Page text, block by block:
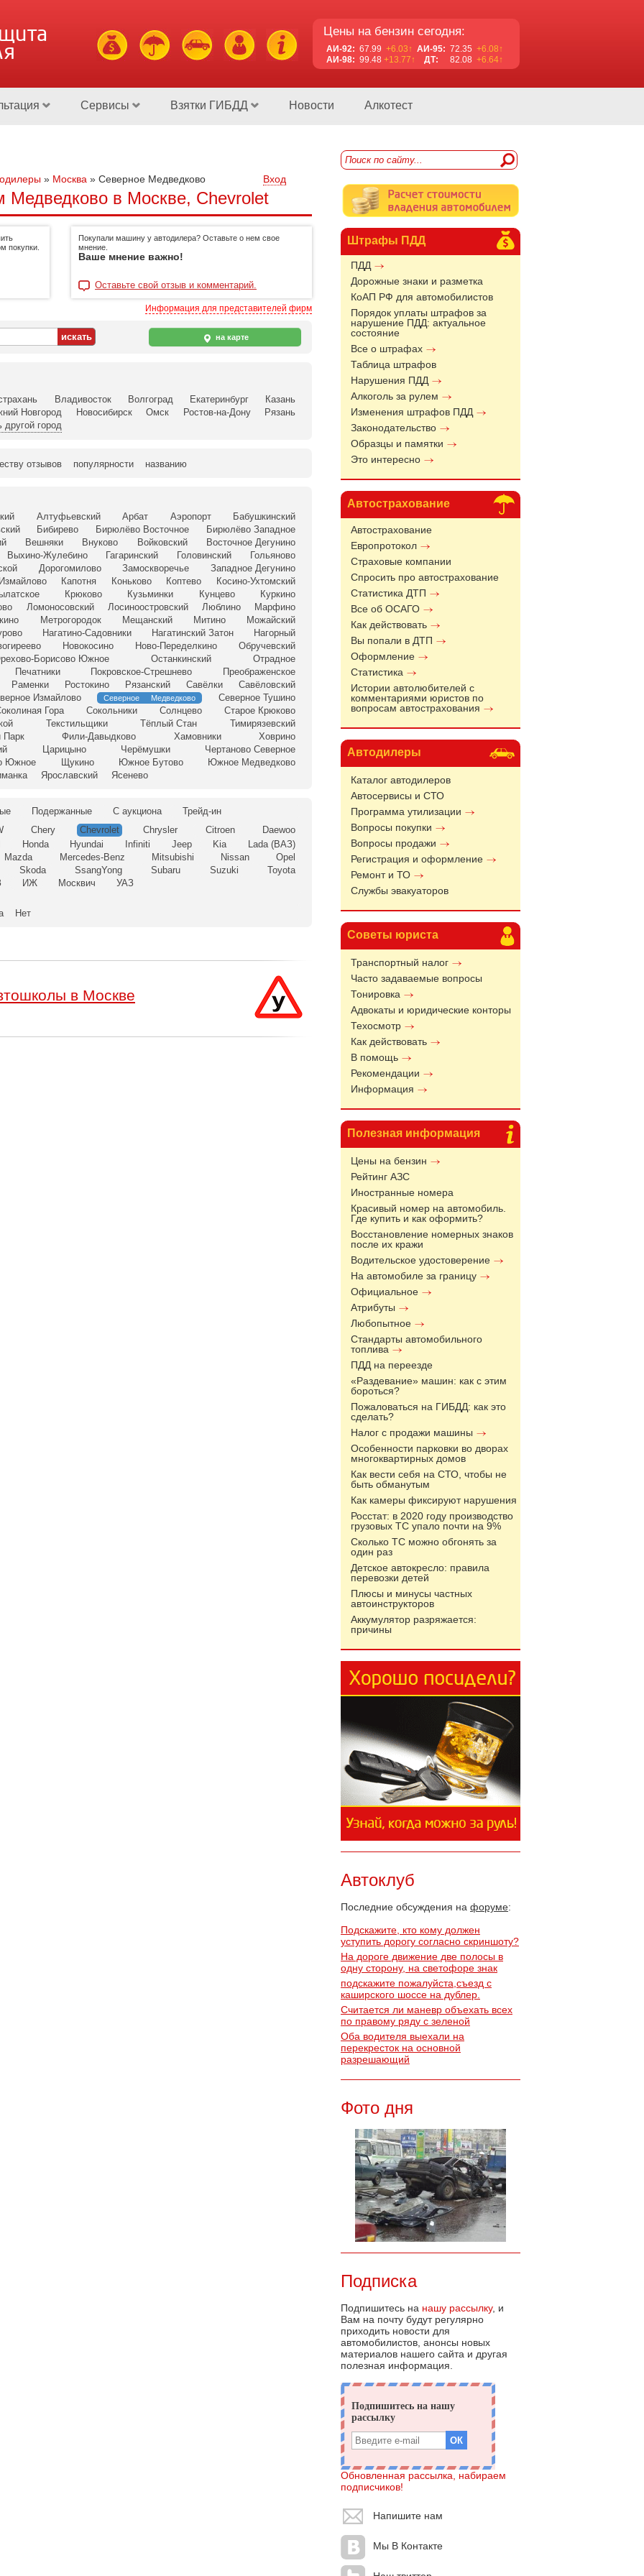
Цены на бензин сегодня:
АИ-92: 67.99 +6.03↑ АИ-95: 72.35 +6.08↑
АИ-98: 99.48 +13.77↑ ДТ: 82.08 +6.64↑
Сервисы Взятки ГИБДД Новости Алкотест
Штрафы ПДД
ПДД
Дорожные знаки и разметка
КоАП РФ для автомобилистов
Порядок уплаты штрафов за
нарушение ПДД: актуальное
состояние
Все о штрафах
Таблица штрафов
Нарушения ПДД
Алкоголь за рулем
Изменения штрафов ПДД
Законодательство
Образцы и памятки
Это интересно
Автострахование
Автострахование
Европротокол
Страховые компании
Спросить про автострахование
Статистика ДТП
Все об ОСАГО
Как действовать
Вы попали в ДТП
Оформление
Статистика
Истории автолюбителей с
комментариями юристов по
вопросам автострахования
Автодилеры
Каталог автодилеров
Автосервисы и СТО
Программа утилизации
Вопросы покупки
Вопросы продажи
Регистрация и оформление
Ремонт и ТО
Службы эвакуаторов
Советы юриста
Транспортный налог
Часто задаваемые вопросы
Тонировка
Адвокаты и юридические конторы
Техосмотр
Как действовать
В помощь
Рекомендации
Информация
Полезная информация
Цены на бензин
Рейтинг АЗС
Иностранные номера
Красивый номер на автомобиль.
Где купить и как оформить?
Восстановление номерных знаков
после их кражи
Водительское удостоверение
На автомобиле за границу
Официальное
Атрибуты
Любопытное
Стандарты автомобильного
топлива
ПДД на переезде
«Раздевание» машин: как с этим
бороться?
Пожаловаться на ГИБДД: как это
сделать?
Налог с продажи машины
Особенности парковки во дворах
многоквартирных домов
Как вести себя на СТО, чтобы не
быть обманутым
Как камеры фиксируют нарушения
Росстат: в 2020 году производство
грузовых ТС упало почти на 9%
Сколько ТС можно обгонять за
один раз
Детское автокресло: правила
перевозки детей
Плюсы и минусы частных
автоинструкторов
Аккумулятор разряжается:
причины
Автоклуб
Последние обсуждения на форуме:
Подскажите, кто кому должен
уступить дорогу согласно скриншоту?
На дороге движение две полосы в
одну сторону, на светофоре знак
подскажите пожалуйста,съезд с
каширского шоссе на дублер.
Считается ли маневр объехать всех
по правому ряду с зеленой
Оба водителя выехали на
перекресток на основной
разрешающий
Фото дня
Подписка
Подпишитесь на нашу рассылку, и
Вам на почту будут регулярно
приходить новости для
автомобилистов, анонсы новых
материалов нашего сайта и другая
полезная информация.
Обновленная рассылка, набираем
подписчиков!
Напишите нам
Мы В Контакте
» Москва » Северное Медведково Вход
Медведково в Москве, Chevrolet
покупки.
Покупали машину у автодилера? Оставьте о нем свое
мнение.
Ваше мнение важно!
Оставьте свой отзыв и комментарий.
Информация для представителей фирм
на карте
Владивосток Волгоград Екатеринбург
Казань
Новгород
Новосибирск Омск Ростов-на-Дону
Рязань
другой город
отзывов популярности названию
Алтуфьевский Арбат Аэропорт
Бабушкинский
Бибирево Бирюлёво Восточное
Бирюлёво Западное
Вешняки Внуково Войковский
Восточное Дегунино
Выхино-Жулебино
Гагаринский Головинский
Гольяново
Дорогомилово Замоскворечье
Западное Дегунино
Капотня Коньково Коптево
Косино-Ухтомский
Крюково Кузьминки Кунцево
Куркино
Ломоносовский Лосиноостровский Люблино
Марфино
Метрогородок Мещанский Митино
Можайский
Нагатино-Садовники Нагатинский Затон
Нагорный
Новокосино Ново-Переделкино
Обручевский
Борисово Южное
Останкинский
Отрадное
Печатники
Покровское-Стрешнево
Преображенское
Раменки
Ростокино Рязанский Савёлки
Савёловский
Измайлово
Северное Медведково
Северное Тушино
Гора
Сокольники Солнцево
Старое Крюково
Текстильщики Тёплый Стан
Тимирязевский
Парк
Фили-Давыдково Хамовники
Ховрино
Царицыно Черёмушки
Чертаново Северное
Южное
Щукино Южное Бутово
Южное Медведково
Ярославский Ясенево
Подержанные С аукциона
Трейд-ин
Chery Chevrolet Chrysler Citroen
Daewoo
Honda Hyundai Infiniti Jeep Kia
Lada (ВАЗ)
Mazda
Mercedes-Benz Mitsubishi Nissan
Opel
Skoda
SsangYong Subaru Suzuki
Toyota
ИЖ Москвич УАЗ
Нет
в Москве